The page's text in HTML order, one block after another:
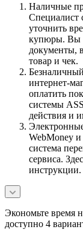
Наличные
Специалист
уточнить
купюры. Вы
документы,
товар и чек.
интернет-
оплатить
системы
действия и
WebMoney
система
сервиса.
инструкции.
Экономьте время
доступно 4